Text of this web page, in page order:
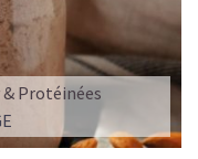
Protéinées